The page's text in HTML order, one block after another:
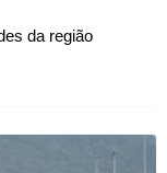
da região